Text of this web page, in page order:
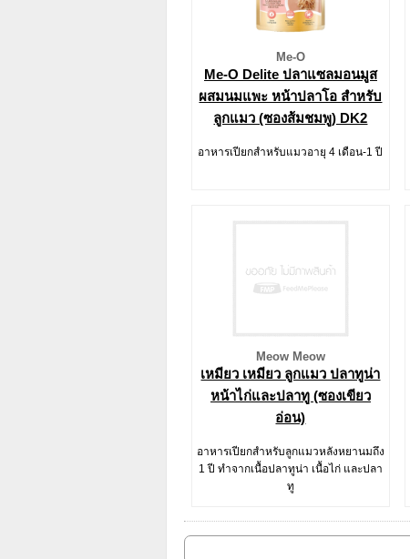
Me-O
Me-O Delite ปลาแซลมอนมูส
ผสมนมแพะ หน้าปลาโอ สำหรับ
ลูกแมว (ซองส้มชมพู) DK2
อาหารเปียกสำหรับแมวอายุ 4 เดือน-1 ปี
Meow Meow
เหมียว เหมียว ลูกแมว ปลาทูน่า
หน้าไก่และปลาทู (ซองเขียว
อ่อน)
อาหารเปียกสำหรับลูกแมวหลังหยานมถึง
1 ปี ทำจากเนื้อปลาทูน่า เนื้อไก่ และปลา
ทู